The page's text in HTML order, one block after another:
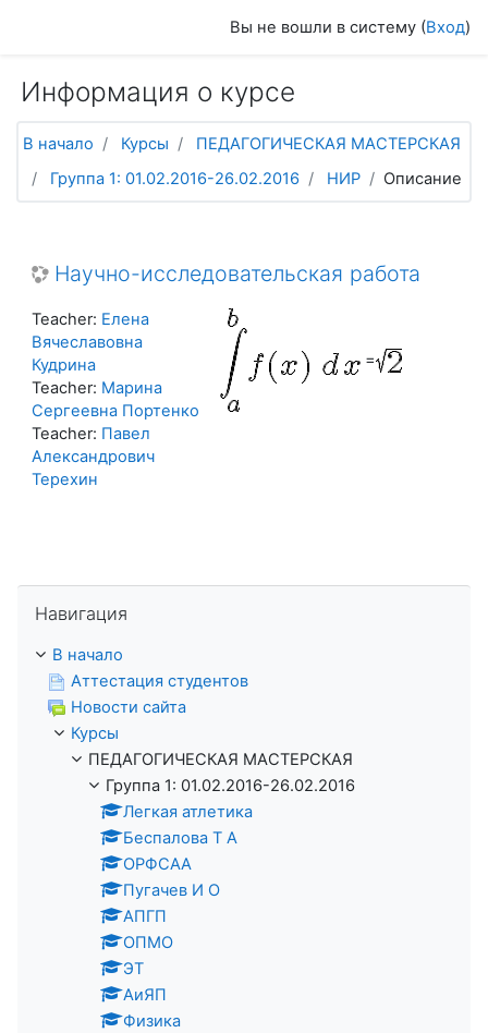
Вы не вошли в систему (Вход)
Информация о курсе
В начало Курсы
ПЕДАГОГИЧЕСКАЯ МАСТЕРСКАЯ
Группа 1: 01.02.2016-26.02.2016
НИР Описание
Научно-исследовательская работа
=
Teacher: Елена
Вячеславовна
Кудрина
Teacher: Марина
Сергеевна Портенко
Teacher: Павел
Александрович
Терехин
Навигация
В начало
Аттестация студентов
Новости сайта
Курсы
ПЕДАГОГИЧЕСКАЯ МАСТЕРСКАЯ
Группа 1: 01.02.2016-26.02.2016
Легкая атлетика
Беспалова Т А
ОРФСАА
Пугачев И О
АПГП
ОПМО
ЭТ
АиЯП
Физика